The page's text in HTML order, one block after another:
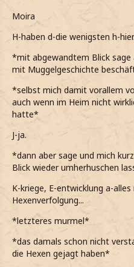
Moira
H-haben d-die wenigsten h-
*mit abgewandtem Blick
mit Muggelgeschichte
*selbst mich damit vorallem
auch wenn im Heim nicht
hatte*
J-ja.
*dann aber sage und mich
Blick wieder umherhuschen
K-kriege, E-entwicklung a-
Hexenverfolgung...
*letzteres murmel*
*das damals schon nicht
die Hexen gejagt haben*